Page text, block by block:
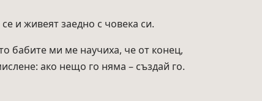
и живеят заедно с човека си.
бабите ми ме научиха, че от конец,
ако нещо го няма – създай го.